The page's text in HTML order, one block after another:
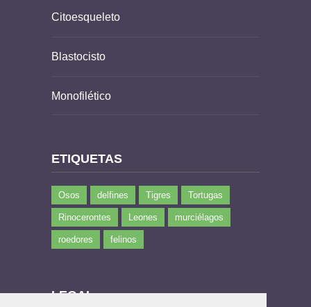
Citoesqueleto
Blastocisto
Monofilético
ETIQUETAS
Osos delfines Tigres Tortugas
Rinocerontes Leones murciélagos
roedores felinos
LEGAL